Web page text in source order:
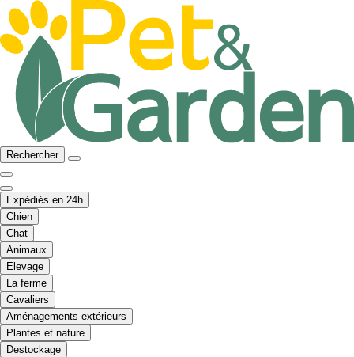
Rechercher
Expédiés en 24h
Chien
Chat
Animaux
Elevage
La ferme
Cavaliers
Aménagements extérieurs
Plantes et nature
Destockage